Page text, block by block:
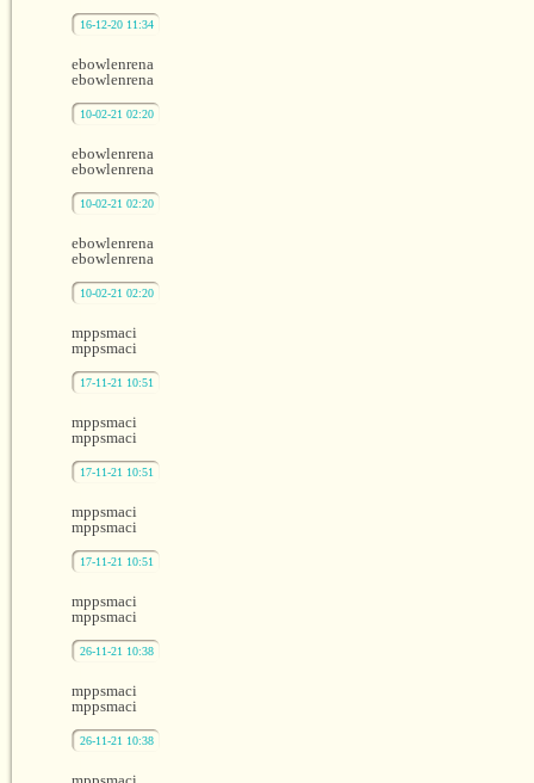
16-12-20 11:34
ebowlenrena
ebowlenrena
10-02-21 02:20
ebowlenrena
ebowlenrena
10-02-21 02:20
ebowlenrena
ebowlenrena
10-02-21 02:20
mppsmaci
mppsmaci
17-11-21 10:51
mppsmaci
mppsmaci
17-11-21 10:51
mppsmaci
mppsmaci
17-11-21 10:51
mppsmaci
mppsmaci
26-11-21 10:38
mppsmaci
mppsmaci
26-11-21 10:38